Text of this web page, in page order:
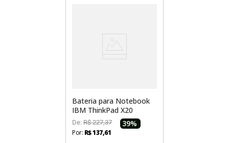
Bateria para Notebook
IBM ThinkPad X20
De:R$ 227,37 39%
Por: R$137,61